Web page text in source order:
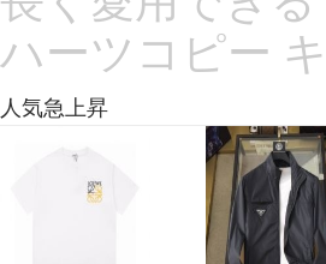
ハーツコピー
人気急上昇